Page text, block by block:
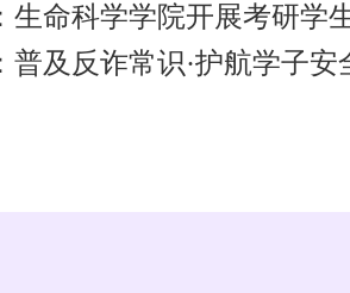
生命科学学院开展考研学
普及反诈常识·护航学子